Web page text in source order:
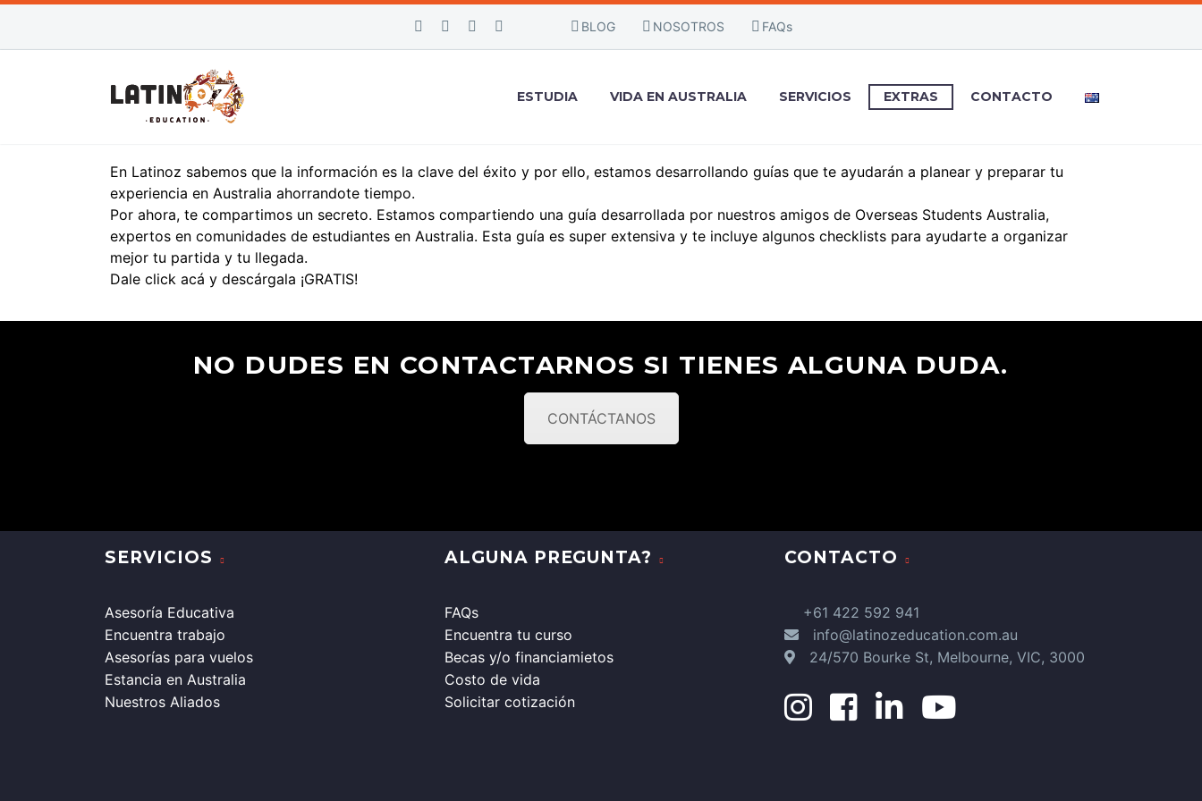
BLOG NOSOTROS FAQs
ESTUDIA VIDA EN AUSTRALIA SERVICIOS EXTRAS CONTACTO
E-BOOKS
En Latinoz sabemos que la información es la clave del éxito y por ello, estamos desarrollando guías que te ayudarán a planear y preparar tu
experiencia en Australia ahorrandote tiempo.
Por ahora, te compartimos un secreto. Estamos compartiendo una guía desarrollada por nuestros amigos de Overseas Students Australia,
expertos en comunidades de estudiantes en Australia. Esta guía es super extensiva y te incluye algunos checklists para ayudarte a organizar
mejor tu partida y tu llegada.
Dale click acá y descárgala ¡GRATIS!
NO DUDES EN CONTACTARNOS SI TIENES ALGUNA DUDA.
CONTÁCTANOS
SERVICIOS
Asesoría Educativa
Encuentra trabajo
Asesorías para vuelos
Estancia en Australia
Nuestros Aliados
ALGUNA PREGUNTA?
FAQs
Encuentra tu curso
Becas y/o financiamietos
Costo de vida
Solicitar cotización
CONTACTO
+61 422 592 941
info@latinozeducation.com.au
24/570 Bourke St, Melbourne, VIC, 3000